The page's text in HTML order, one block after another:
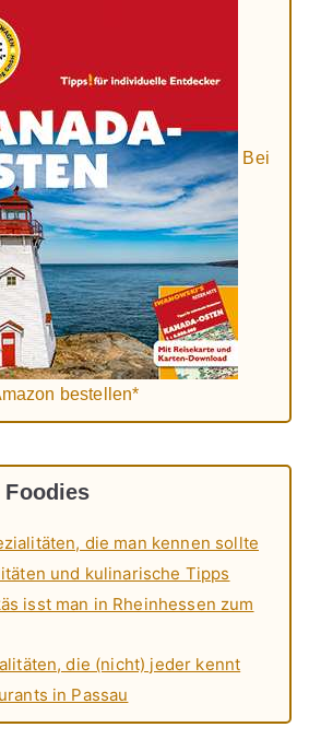
Bei
bestellen*
die man kennen sollte
und kulinarische Tipps
isst man in Rheinhessen zum
die (nicht) jeder kennt
in Passau